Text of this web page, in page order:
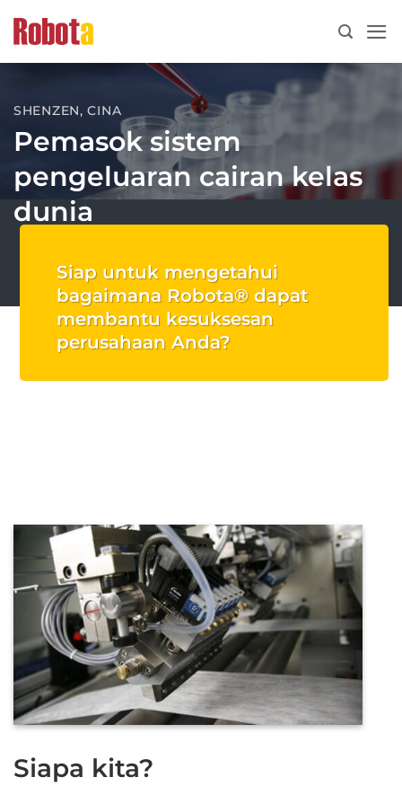
SHENZEN, CINA
Pemasok sistem
pengeluaran cairan kelas
dunia
Siap untuk mengetahui
bagaimana Robota® dapat
membantu kesuksesan
perusahaan Anda?
Siapa kita?